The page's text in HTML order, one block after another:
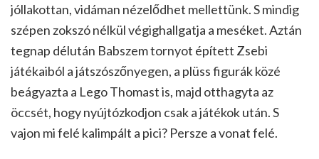
jóllakottan, vidáman nézelődhet mellettünk. S mindig
szépen zokszó nélkül végighallgatja a meséket. Aztán
tegnap délután Babszem tornyot épített Zsebi
játékaiból a játszószőnyegen, a plüss figurák közé
beágyazta a Lego Thomast is, majd otthagyta az
öccsét, hogy nyújtózkodjon csak a játékok után. S
vajon mi felé kalimpált a pici? Persze a vonat felé.